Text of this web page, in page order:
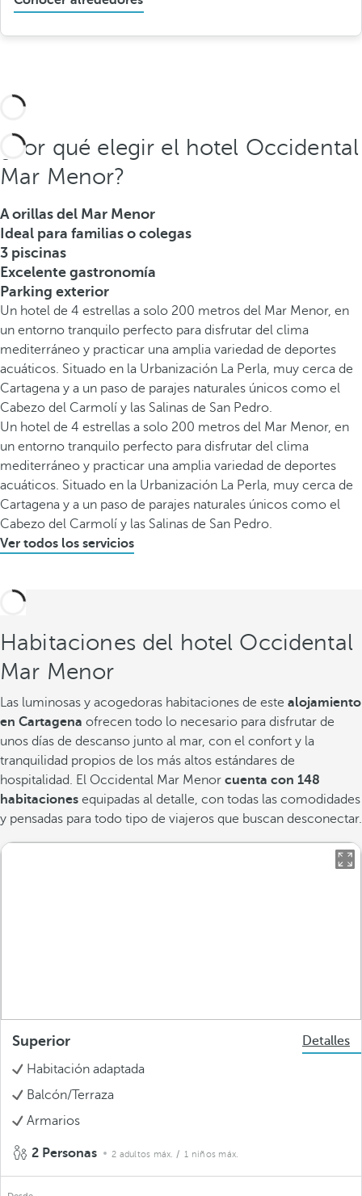
¿Por qué elegir el hotel Occidental
Mar Menor?
A orillas del Mar Menor
Ideal para familias o colegas
3 piscinas
Excelente gastronomía
Parking exterior
Un hotel de 4 estrellas a solo 200 metros del Mar Menor, en
un entorno tranquilo perfecto para disfrutar del clima
mediterráneo y practicar una amplia variedad de deportes
acuáticos. Situado en la Urbanización La Perla, muy cerca de
Cartagena y a un paso de parajes naturales únicos como el
Cabezo del Carmolí y las Salinas de San Pedro.
Un hotel de 4 estrellas a solo 200 metros del Mar Menor, en
un entorno tranquilo perfecto para disfrutar del clima
mediterráneo y practicar una amplia variedad de deportes
acuáticos. Situado en la Urbanización La Perla, muy cerca de
Cartagena y a un paso de parajes naturales únicos como el
Cabezo del Carmolí y las Salinas de San Pedro.
Ver todos los servicios
Habitaciones del hotel Occidental
Mar Menor
Las luminosas y acogedoras habitaciones de este alojamiento
en Cartagena ofrecen todo lo necesario para disfrutar de
unos días de descanso junto al mar, con el confort y la
tranquilidad propios de los más altos estándares de
hospitalidad. El Occidental Mar Menor cuenta con 148
habitaciones equipadas al detalle, con todas las comodidades
y pensadas para todo tipo de viajeros que buscan desconectar.
Superior
Detalles
Habitación adaptada
Balcón/Terraza
Armarios
2 Personas 2 adultos máx. / 1 niños máx.